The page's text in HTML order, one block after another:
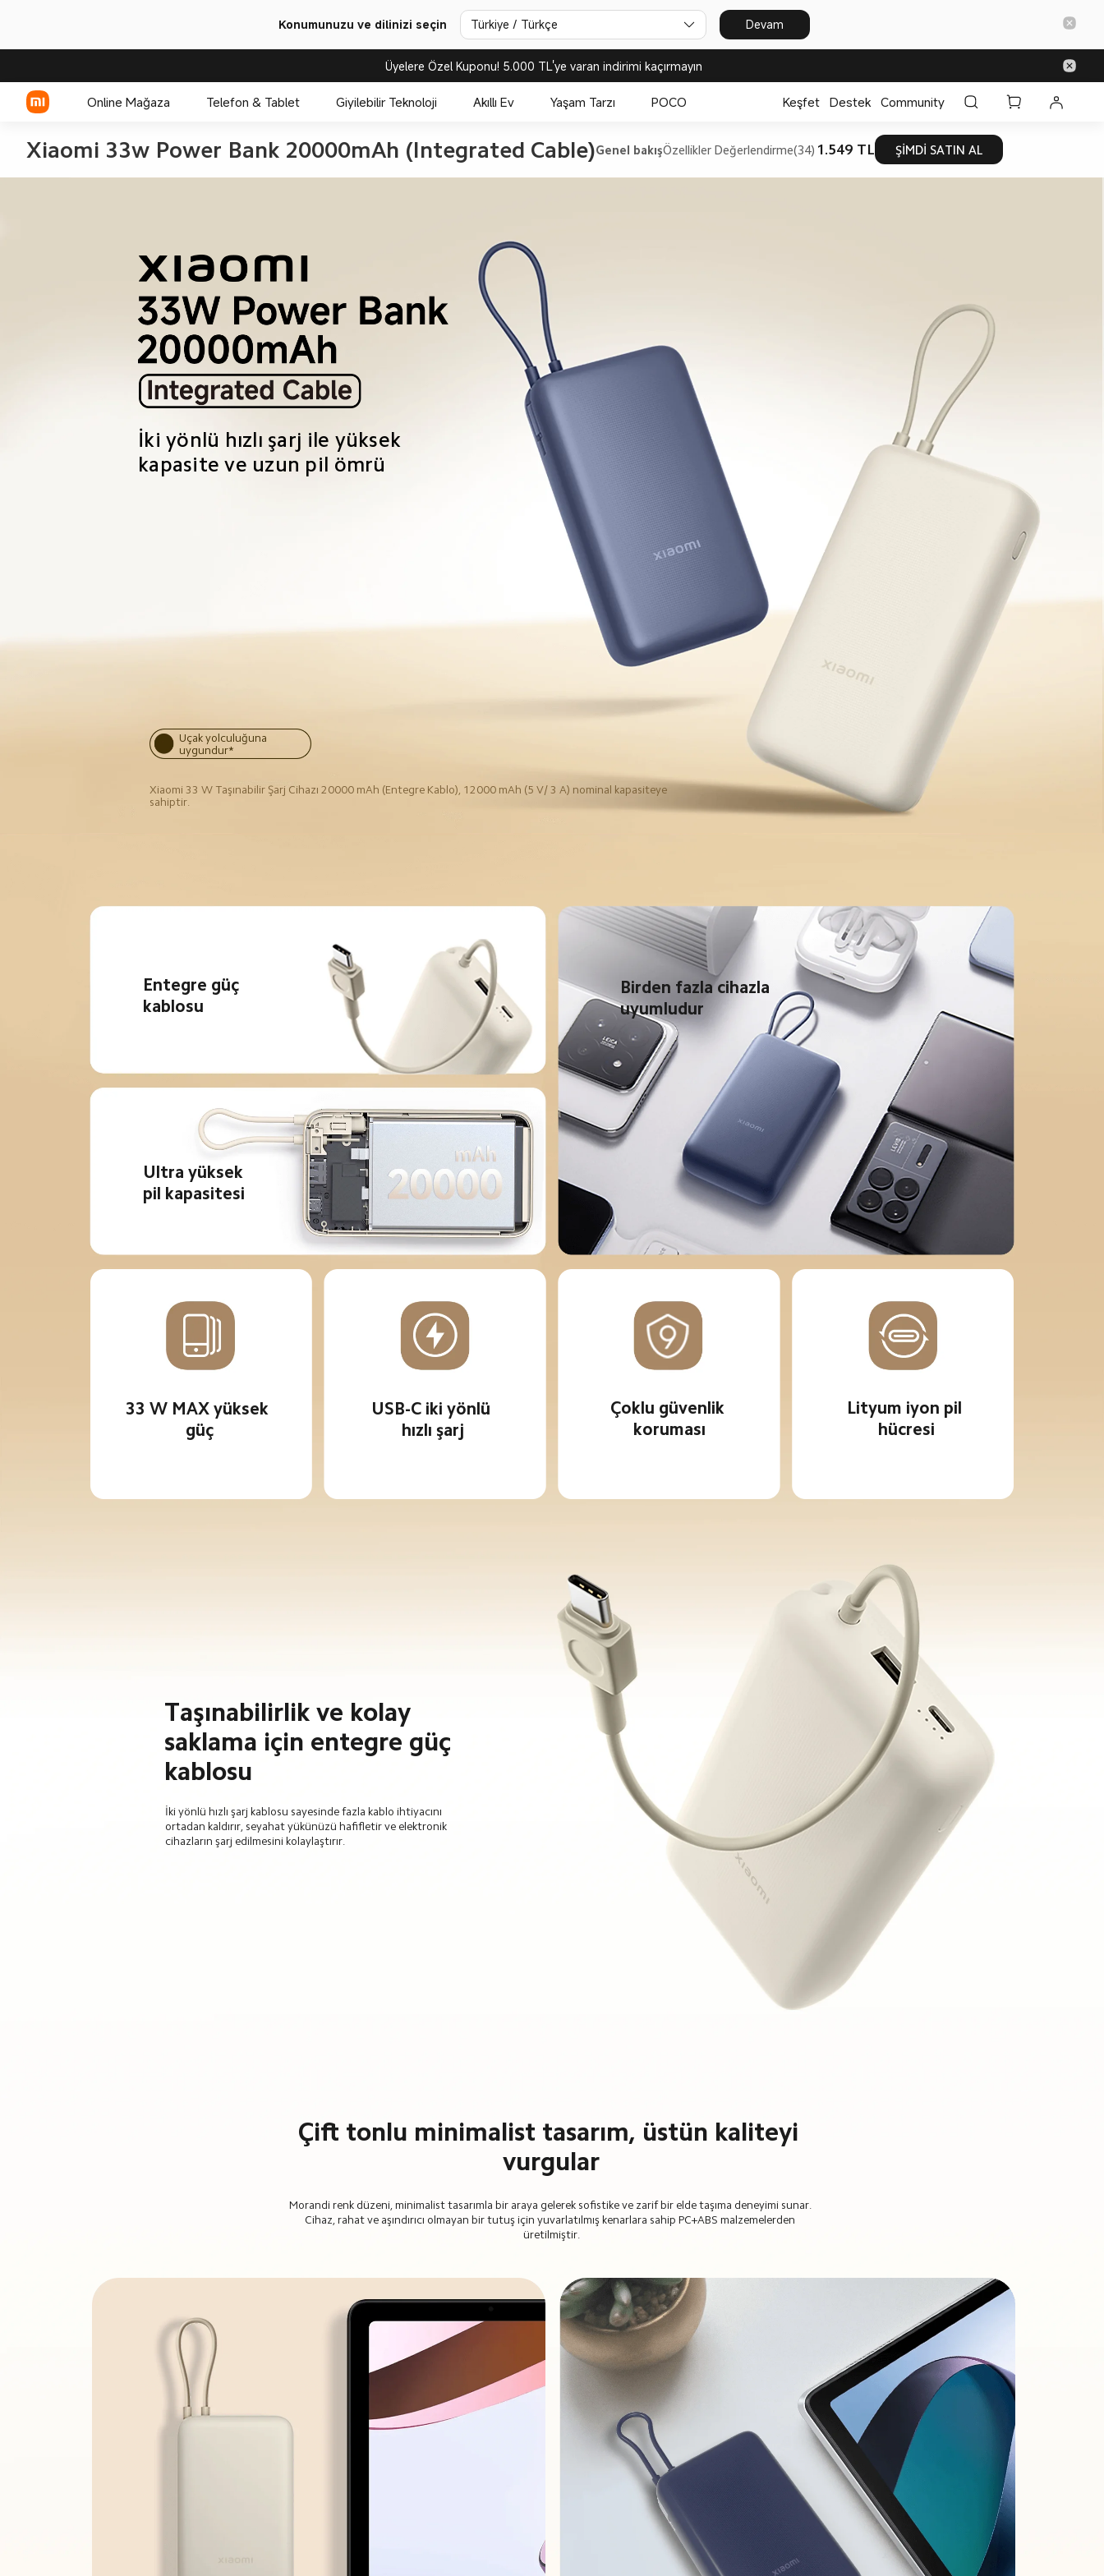
Konumunuzu ve dilinizi seçin Türkiye / Türkçe Devam
Üyelere Özel Kuponu! 5.000 TL'ye varan indirimi kaçırmayın
Online Mağaza Telefon & Tablet Giyilebilir Teknoloji Akıllı Ev Yaşam Tarzı POCO Keşfet Destek Community
Xiaomi 33w Power Bank 20000mAh (Integrated Cable)Genel bakışÖzellikler Değerlendirme(34) 1.549 TL ŞİMDİ SATIN AL
İki yönlü hızlı şarj ile yüksek
kapasite ve uzun pil ömrü
Uçak yolculuğuna
uygundur*
Xiaomi 33 W Taşınabilir Şarj Cihazı 20000 mAh (Entegre Kablo), 12000 mAh (5 V/ 3 A) nominal kapasiteye
sahiptir.
Entegre güç
kablosu
Birden fazla cihazla
uyumludur
Ultra yüksek
pil kapasitesi
33 W MAX yüksek
güç
USB-C iki yönlü
hızlı şarj
Çoklu güvenlik
koruması
Lityum iyon pil
hücresi
Taşınabilirlik ve kolay
saklama için entegre güç
kablosu
İki yönlü hızlı şarj kablosu sayesinde fazla kablo ihtiyacını
ortadan kaldırır, seyahat yükünüzü hafifletir ve elektronik
cihazların şarj edilmesini kolaylaştırır.
Çift tonlu minimalist tasarım, üstün kaliteyi
vurgular
Morandi renk düzeni, minimalist tasarımla bir araya gelerek sofistike ve zarif bir elde taşıma deneyimi sunar.
Cihaz, rahat ve aşındırıcı olmayan bir tutuş için yuvarlatılmış kenarlara sahip PC+ABS malzemelerden
üretilmiştir.